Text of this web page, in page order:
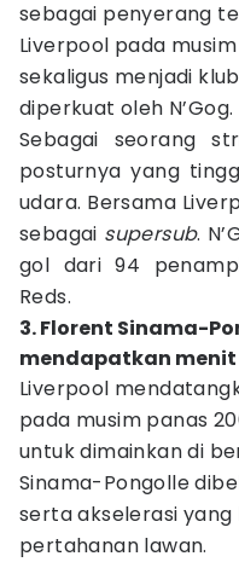
sebagai penyerang
Liverpool pada
sekaligus menjadi
diperkuat oleh N’Gog.
Sebagai seorang
posturnya yang
udara. Bersama
sebagai supersub.
gol dari 94
Reds.
3. Florent Sinama-
mendapatkan menit
Liverpool
pada musim panas
untuk dimainkan di
Sinama-Pongolle
serta akselerasi
pertahanan lawan.